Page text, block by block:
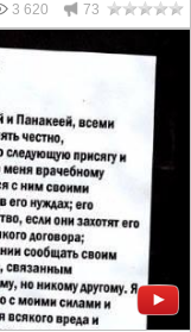
3 620 73